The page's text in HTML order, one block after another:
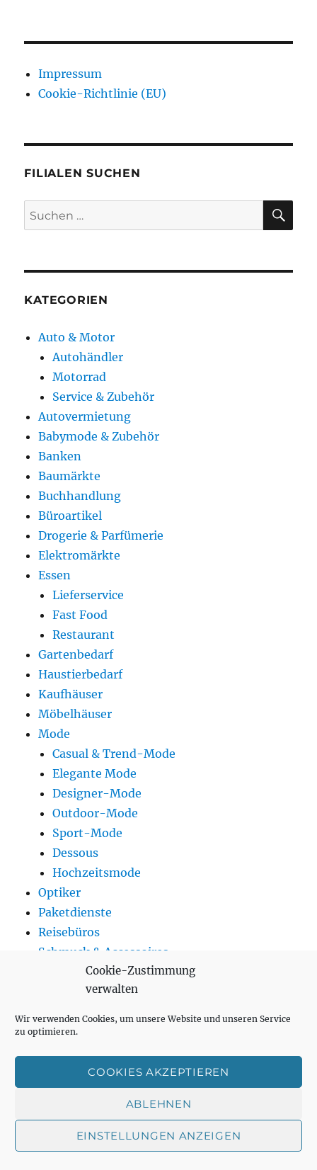
Cookie-Zustimmung
verwalten
Wir verwenden Cookies, um unsere Website und unseren Service
zu optimieren.
COOKIES AKZEPTIEREN
ABLEHNEN
EINSTELLUNGEN ANZEIGEN
Impressum
Cookie-Richtlinie (EU)
FILIALEN SUCHEN
Suchen
nach:
KATEGORIEN
Auto & Motor
Autohändler
Motorrad
Service & Zubehör
Autovermietung
Babymode & Zubehör
Banken
Baumärkte
Buchhandlung
Büroartikel
Drogerie & Parfümerie
Elektromärkte
Essen
Lieferservice
Fast Food
Restaurant
Gartenbedarf
Haustierbedarf
Kaufhäuser
Möbelhäuser
Mode
Casual & Trend-Mode
Elegante Mode
Designer-Mode
Outdoor-Mode
Sport-Mode
Dessous
Hochzeitsmode
Optiker
Paketdienste
Reisebüros
Schmuck & Accessoires
Schuhhändler
Spielwaren
Supermärkte
Tankstellen
Getränkemarkt
Teeladen
Weinhändler